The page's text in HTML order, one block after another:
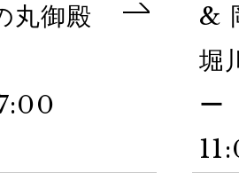
丸御殿
&
堀
ー